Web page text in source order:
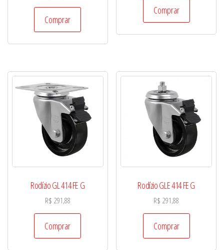
Comprar
Comprar
Rodízio GL 414 FE G
R$ 291,88
Comprar
Rodízio GLE 414 FE G
R$ 291,88
Comprar